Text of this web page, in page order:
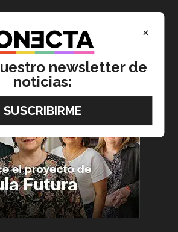
2026
×
newsletter de
noticias: